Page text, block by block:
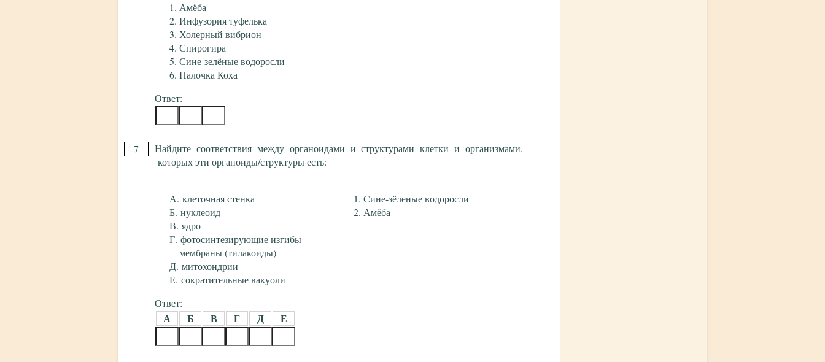
Амёба
Инфузория туфелька
Холерный вибрион
Спирогира
Сине-зелёные водоросли
Палочка Коха
Ответ:
7
Найдите соответствия между органоидами и структурами клетки и организмами,
которых эти органоиды/структуры есть:
клеточная стенка
нуклеоид
ядро
фотосинтезирующие изгибы
мембраны (тилакоиды)
митохондрии
сократительные вакуоли
Сине-зёленые водоросли
Амёба
Ответ:
А Б В Г Д Е